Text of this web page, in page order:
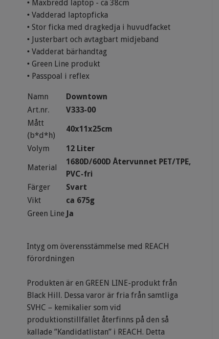
• Maxbredd laptop - ca 38cm
• Vadderad laptopficka
• Stor ficka med dragkedja i huvudfacket
• Justerbart och avtagbart midjeband
• Vadderat bärhandtag
• Green Line produkt
• Passpoal i reflex
Namn
Downtown
Art.nr.
V333-00
Mått
(b*d*h)
40x11x25cm
Volym 12 Liter
Material
1680D/600D Återvunnet PET/TPE,
PVC-fri
Färger
Svart
Vikt
ca 675g
Green Line Ja
Intyg om överensstämmelse med REACH
förordningen
Produkten är en GREEN LINE-produkt från
Black Hill. Dessa varor är fria från samtliga
SVHC – kemikalier som vid
produktionstillfället återfinns på den så
kallade ”Kandidatlistan” i REACH. Detta